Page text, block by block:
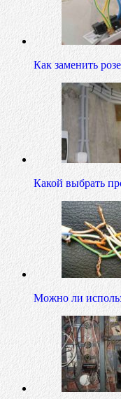
Как заменить
Какой выбрать
Можно ли